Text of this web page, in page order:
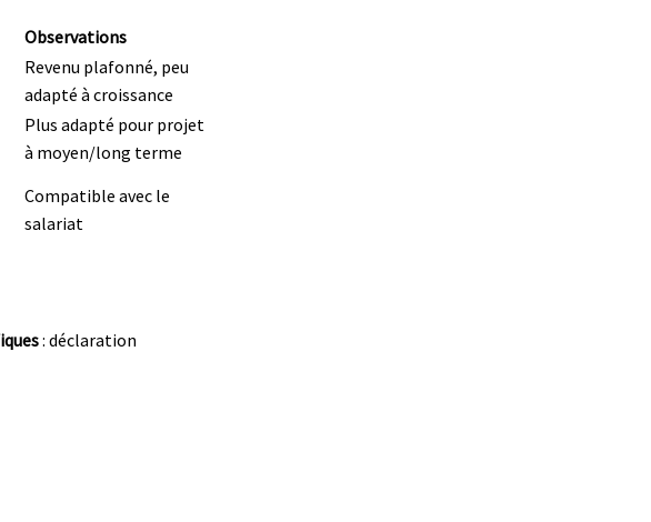
Observations
Revenu plafonné, peu
adapté à croissance
Plus adapté pour projet
à moyen/long terme
Compatible avec le
salariat
: déclaration